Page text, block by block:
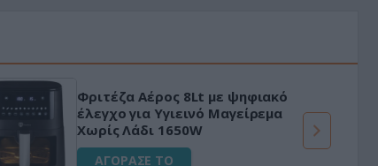
«Μαγική» φόρμουλα τριβόλι + VIP
για αύξηση της λίμπιντο
ΑΓΟΡΑΣΕ ΤΟ